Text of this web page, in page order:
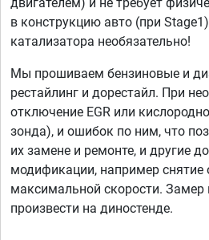
в конструкцию авто (при
катализатора необязательно!
Мы прошиваем бензиновые и
рестайлинг и дорестайл. При
отключение EGR или
зонда), и ошибок по ним, что
их замене и ремонте, и другие
модификации, например снятие
максимальной скорости.
произвести на диностенде.